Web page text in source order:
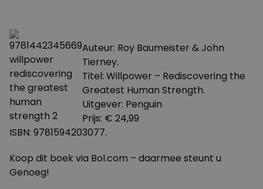
Auteur: Roy Baumeister & John
Tierney.
Titel: Willpower – Rediscovering the
Greatest Human Strength.
Uitgever: Penguin
Prijs: € 24,99
ISBN: 9781594203077.
Koop dit boek via Bol.com – daarmee steunt u
Genoeg!